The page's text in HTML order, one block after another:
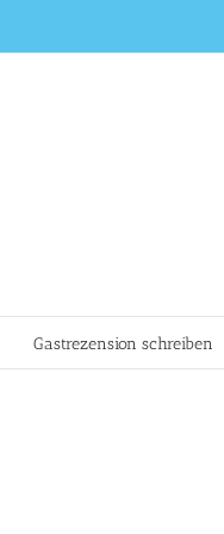
Gastrezension schreiben